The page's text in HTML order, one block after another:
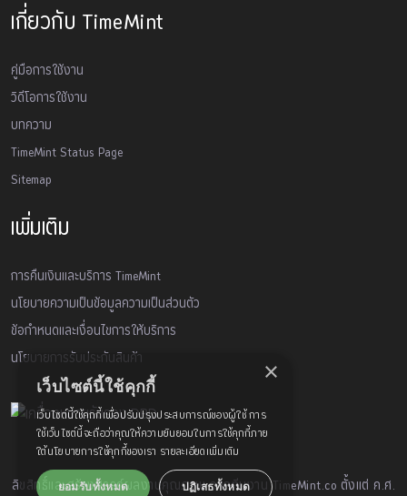
เกี่ยวกับ TimeMint
คู่มือการใช้งาน
วิดีโอการใช้งาน
บทความ
TimeMint Status Page
Sitemap
เพิ่มเติม
การคืนเงินและบริการ TimeMint
นโยบายความเป็นข้อมูลความเป็นส่วนตัว
ข้อกำหนดและเงื่อนไขการให้บริการ
นโยบายการรับประกันสินค้า
ลิขสิทธิ์และสร้างสรรค์ผลงานคุณภาพ จากทีมงาน TimeMint.co ตั้งแต่ ค.ศ.
×
เว็บไซต์นี้ใช้คุกกี้
เว็บไซต์นี้ใช้คุกกี้เพื่อปรับปรุงประสบการณ์ของผู้ใช้ การ
ใช้เว็บไซต์นี้จะถือว่าคุณให้ความยินยอมในการใช้คุกกี้ภาย
ใต้นโยบายการใช้คุกกี้ของเรา รายละเอียดเพิ่มเติม
ยอมรับทั้งหมด ปฏิเสธทั้งหมด